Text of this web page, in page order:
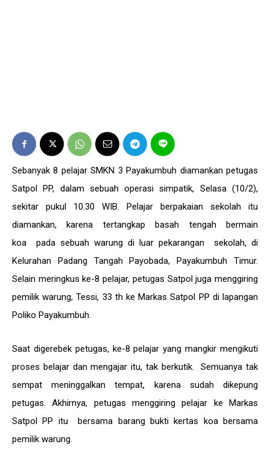
Sebanyak 8 pelajar SMKN 3 Payakumbuh diamankan petugas
Satpol PP, dalam sebuah operasi simpatik, Selasa (10/2),
sekitar pukul 10.30 WIB. Pelajar berpakaian sekolah itu
diamankan, karena tertangkap basah tengah bermain
koa pada sebuah warung di luar pekarangan sekolah, di
Kelurahan Padang Tangah Payobada, Payakumbuh Timur.
Selain meringkus ke-8 pelajar, petugas Satpol juga menggiring
pemilik warung, Tessi, 33 th ke Markas Satpol PP di lapangan
Poliko Payakumbuh.
Saat digerebek petugas, ke-8 pelajar yang mangkir mengikuti
proses belajar dan mengajar itu, tak berkutik. Semuanya tak
sempat meninggalkan tempat, karena sudah dikepung
petugas. Akhirnya, petugas menggiring pelajar ke Markas
Satpol PP itu bersama barang bukti kertas koa bersama
pemilik warung.